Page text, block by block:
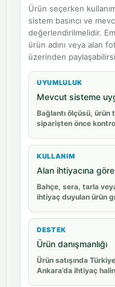
Ürün seçerken
sistem basıncı ve
değerlendirilmelidir.
ürün adını veya alan
üzerinden
UYUMLULUK
Mevcut sisteme
Bağlantı ölçüsü, ürün
siparişten önce
KULLANIM
Alan ihtiyacına
Bahçe, sera, tarla
ihtiyaç duyulan ürün
DESTEK
Ürün danışmanlığı
Ürün satışında
Ankara’da ihtiyaç